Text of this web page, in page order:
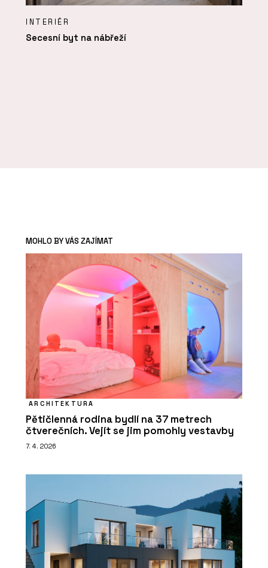
INTERIÉR
Secesní byt na nábřeží
MOHLO BY VÁS ZAJÍMAT
ARCHITEKTURA
Pětičlenná rodina bydlí na 37 metrech
čtverečních. Vejít se jim pomohly vestavby
7. 4. 2026